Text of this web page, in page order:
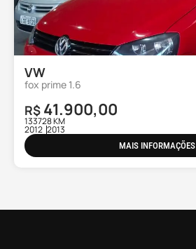
VW
fox prime 1.6
R$ 41.900,00
133728 KM
2012 2013
MAIS INFORMAÇÕES